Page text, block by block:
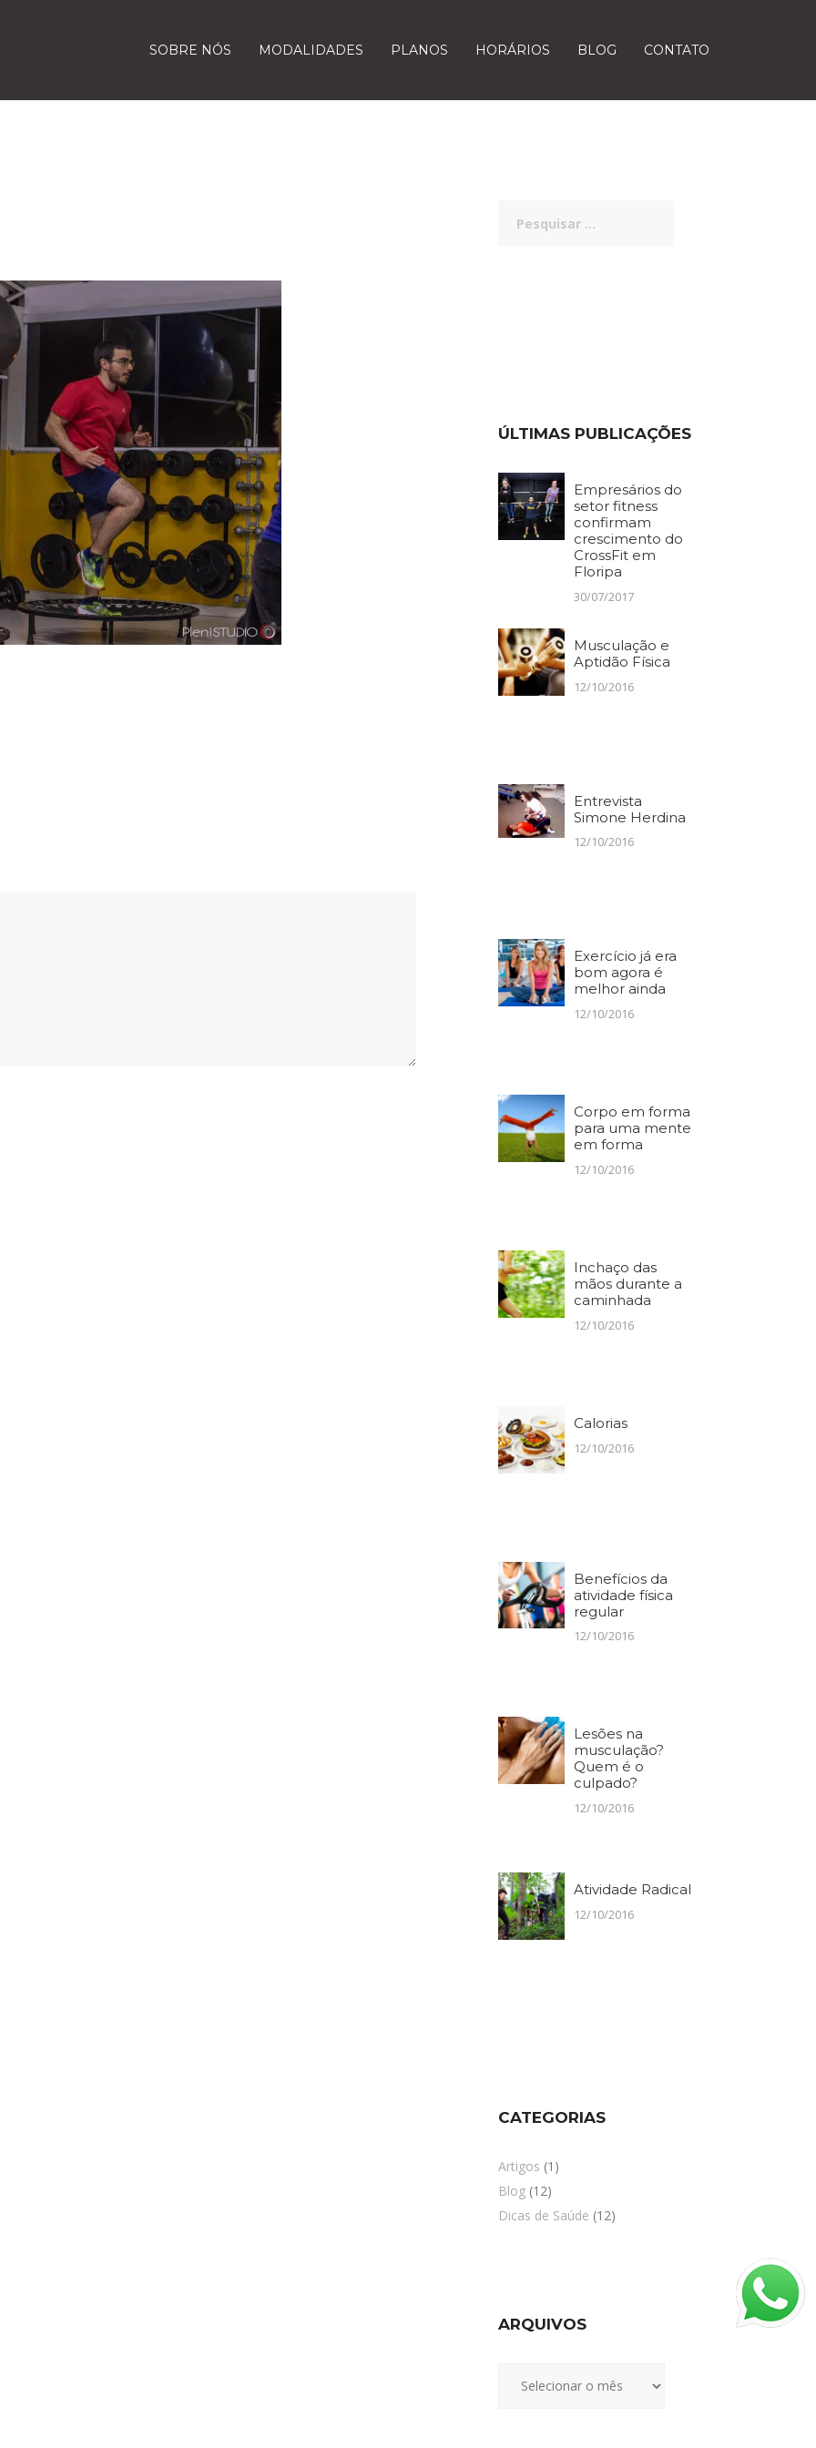
SOBRE NÓS MODALIDADES PLANOS HORÁRIOS BLOG CONTATO
por:
ÚLTIMAS PUBLICAÇÕES
Empresários do
setor fitness
confirmam
crescimento do
CrossFit em
Floripa
30/07/2017
Musculação e
Aptidão Física
12/10/2016
Entrevista
Simone Herdina
12/10/2016
Exercício já era
bom agora é
melhor ainda
12/10/2016
Corpo em forma
para uma mente
em forma
12/10/2016
Inchaço das
mãos durante a
caminhada
12/10/2016
Calorias
12/10/2016
Benefícios da
atividade física
regular
12/10/2016
Lesões na
musculação?
Quem é o
culpado?
12/10/2016
Atividade Radical
12/10/2016
CATEGORIAS
Artigos (1)
Blog(12)
Dicas de Saúde (12)
ARQUIVOS